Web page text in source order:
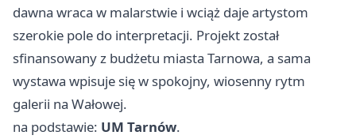
dawna wraca w malarstwie i wciąż daje artystom
szerokie pole do interpretacji. Projekt został
sfinansowany z budżetu miasta Tarnowa, a sama
wystawa wpisuje się w spokojny, wiosenny rytm
galerii na Wałowej.
na podstawie: UM Tarnów.